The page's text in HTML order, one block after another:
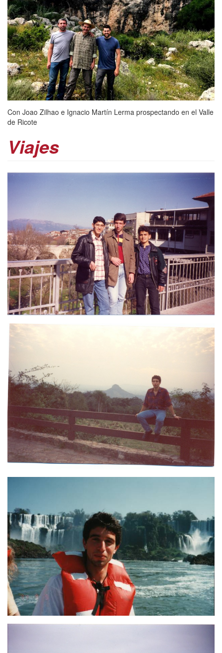
Con Joao Zilhao e Ignacio Martín Lerma prospectando en el Valle
de Ricote
Viajes